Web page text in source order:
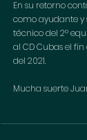
En su retorno
como ayudante y
técnico del 2º
al CD Cubas el fin
del 2021.
Mucha suerte